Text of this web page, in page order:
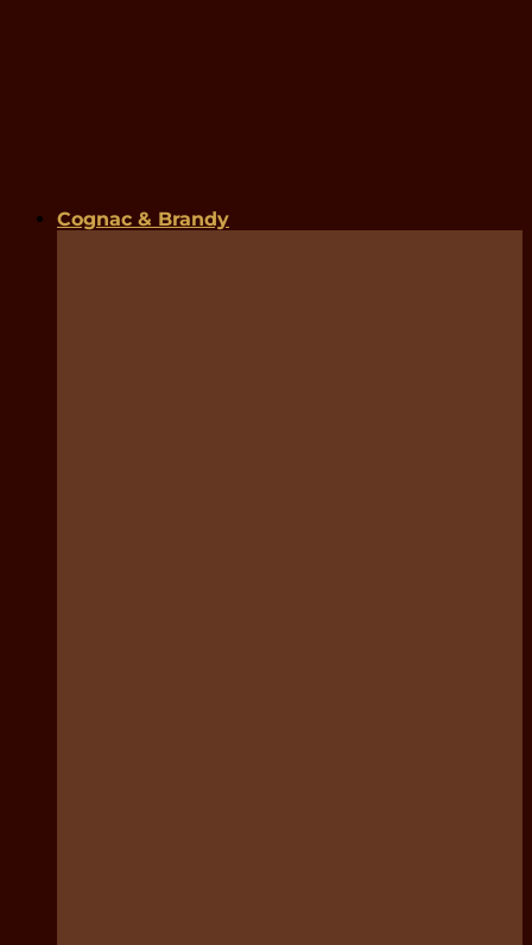
Cognac & Brandy